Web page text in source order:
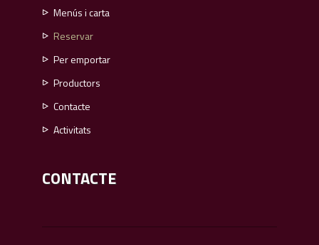
Menús i carta
Menú de Nadal i Sant Esteve 2021
Reservar
Per emportar
Productors
Contacte
Activitats
CONTACTE